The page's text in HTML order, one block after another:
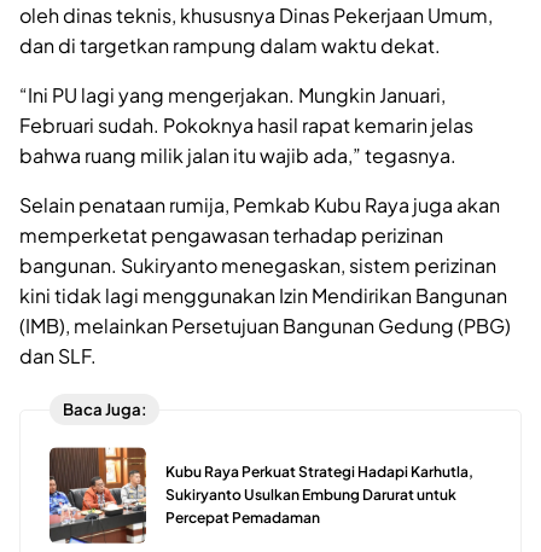
oleh dinas teknis, khususnya Dinas Pekerjaan Umum,
dan di targetkan rampung dalam waktu dekat.
“Ini PU lagi yang mengerjakan. Mungkin Januari,
Februari sudah. Pokoknya hasil rapat kemarin jelas
bahwa ruang milik jalan itu wajib ada,” tegasnya.
Selain penataan rumija, Pemkab Kubu Raya juga akan
memperketat pengawasan terhadap perizinan
bangunan. Sukiryanto menegaskan, sistem perizinan
kini tidak lagi menggunakan Izin Mendirikan Bangunan
(IMB), melainkan Persetujuan Bangunan Gedung (PBG)
dan SLF.
Baca Juga:
Kubu Raya Perkuat Strategi Hadapi Karhutla,
Sukiryanto Usulkan Embung Darurat untuk
Percepat Pemadaman